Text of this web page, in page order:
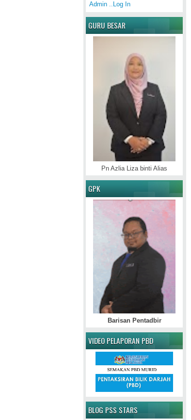
Admin ..Log In
GURU BESAR
Pn Azlia Liza binti Alias
GPK
Barisan Pentadbir
VIDEO PELAPORAN PBD
BLOG PSS STARS